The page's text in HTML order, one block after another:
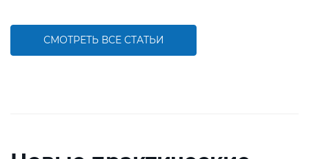
СМОТРЕТЬ ВСЕ СТАТЬИ